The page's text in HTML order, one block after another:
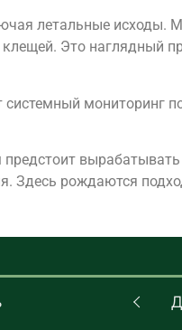
летальные
Это наглядный
мониторинг
Здесь рождаются